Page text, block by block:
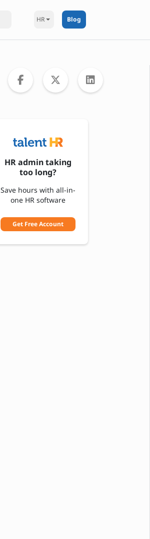
HR Blog
HR admin taking
too long?
Save hours with all-in-
one HR software
Get Free Account